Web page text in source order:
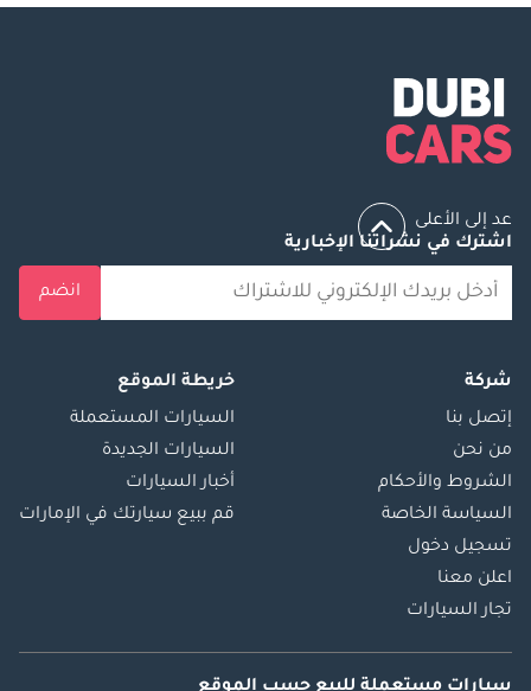
عد إلى الأعلى
اشترك في نشراتنا الإخبارية
انضم
شركة
إتصل بنا
من نحن
الشروط والأحكام
السياسة الخاصة
تسجيل دخول
اعلن معنا
تجار السيارات
خريطة الموقع
السيارات المستعملة
السيارات الجديدة
أخبار السيارات
قم ببيع سيارتك في الإمارات